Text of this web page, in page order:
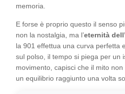
memoria.
E forse è proprio questo il senso
non la nostalgia, ma l’eternità
la 901 effettua una curva perfetta
sul polso, il tempo si piega per un
movimento, capisci che il mito
un equilibrio raggiunto una volta